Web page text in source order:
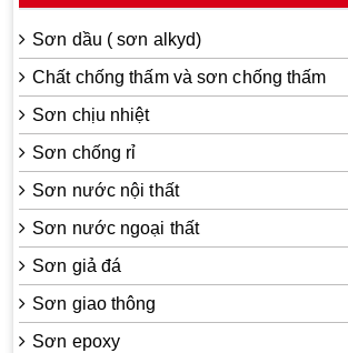
Sơn dầu ( sơn alkyd)
Chất chống thấm và sơn chống thấm
Sơn chịu nhiệt
Sơn chống rỉ
Sơn nước nội thất
Sơn nước ngoại thất
Sơn giả đá
Sơn giao thông
Sơn epoxy